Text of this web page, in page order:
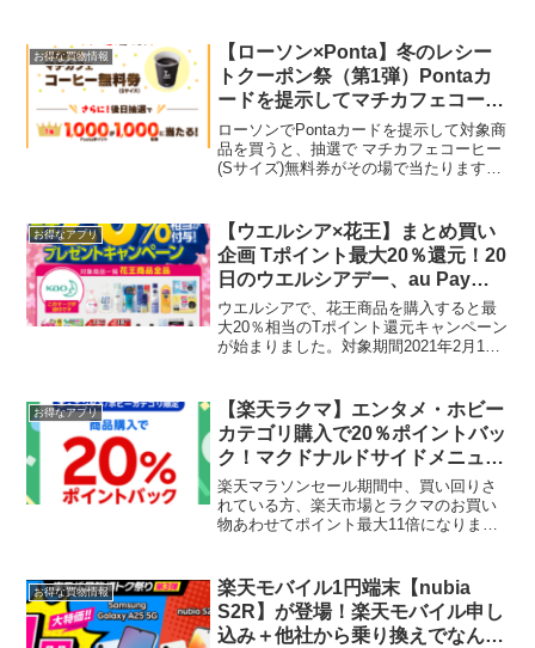
ポイント4倍獲得上限ポイント：1,00...
お得な買物情報
【ローソン×Ponta】冬のレシー
トクーポン祭（第1弾）Pontaカ
ードを提示してマチカフェコーヒ
ーがその場で当たる
ローソンでPontaカードを提示して対象商
品を買うと、抽選で マチカフェコーヒー
(Sサイズ)無料券がその場で当たります。
も！1. その場で当たる！レシートクー
ポ...
お得なアプリ
【ウエルシア×花王】まとめ買い
企画 Tポイント最大20％還元！20
日のウエルシアデー、au Pay決
済でさらにお得
ウエルシアで、花王商品を購入すると最
大20％相当のTポイント還元キャンペーン
が始まりました。対象期間2021年2月1日
の会計1,500円（税抜）以上...
お得なアプリ
【楽天ラクマ】エンタメ・ホビー
カテゴリ購入で20％ポイントバッ
ク！マクドナルドサイドメニュー
の優待券を購入
楽天マラソンセール期間中、買い回りさ
れている方、楽天市場とラクマのお買い
物あわせてポイント最大11倍になりま
トバック楽天フリマアプリのラクマで
「本・エンタメ/ホビー」...
お得な買物情報
楽天モバイル1円端末【nubia
S2R】が登場！楽天モバイル申し
込み＋他社から乗り換えでなんと